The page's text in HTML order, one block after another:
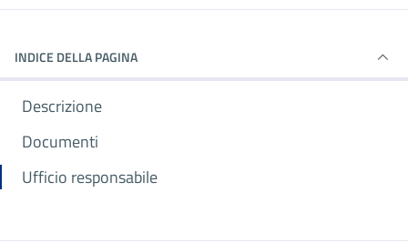
INDICE DELLA PAGINA
Descrizione
Documenti
Ufficio responsabile